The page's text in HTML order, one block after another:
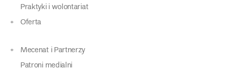
Praktyki i wolontariat
Oferta
Mecenat i Partnerzy
Patroni medialni